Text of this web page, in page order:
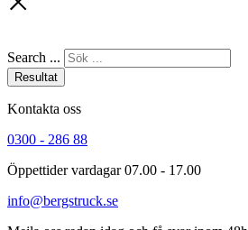
Search ...
Resultat
Kontakta oss
0300 - 286 88
Öppettider vardagar 07.00 - 17.00
info@bergstruck.se